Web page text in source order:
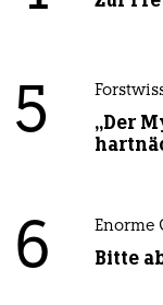
5
„Der
6 Enorme
Bitte